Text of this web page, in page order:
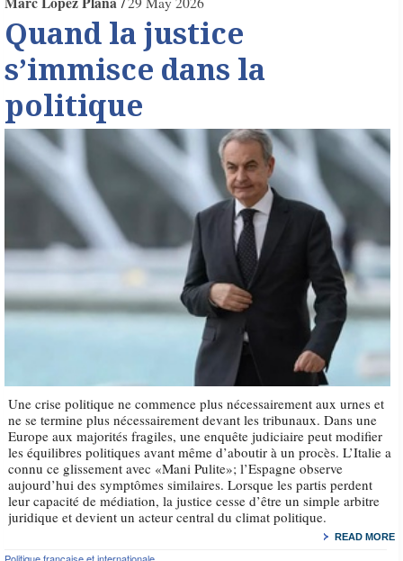
Quand la justice
s’immisce dans la
politique
Une crise politique ne commence plus nécessairement aux urnes et
ne se termine plus nécessairement devant les tribunaux. Dans une
Europe aux majorités fragiles, une enquête judiciaire peut modifier
les équilibres politiques avant même d’aboutir à un procès. L’Italie a
connu ce glissement avec «Mani Pulite»; l’Espagne observe
aujourd’hui des symptômes similaires. Lorsque les partis perdent
leur capacité de médiation, la justice cesse d’être un simple arbitre
juridique et devient un acteur central du climat politique.
READ MORE